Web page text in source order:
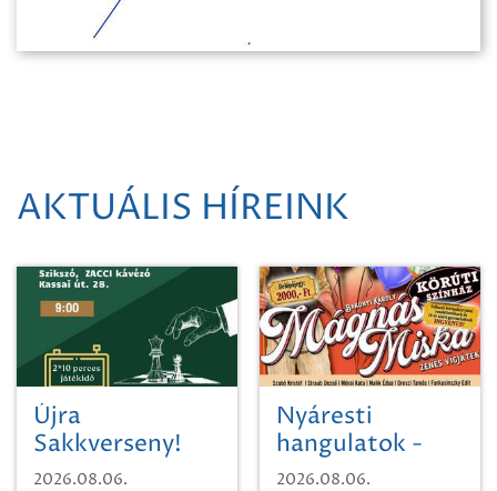
AKTUÁLIS HÍREINK
Újra
Sakkverseny!
2026.08.06.
Nyáresti
hangulatok -
Mágnás Miska
2026.08.06.